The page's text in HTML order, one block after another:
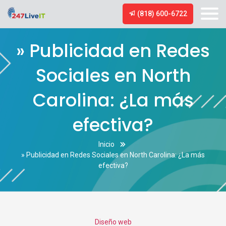
(818) 600-6722
» Publicidad en Redes
Sociales en North
Carolina: ¿La más
efectiva?
Inicio
» Publicidad en Redes Sociales en North Carolina: ¿La más
efectiva?
Categories
Diseño web